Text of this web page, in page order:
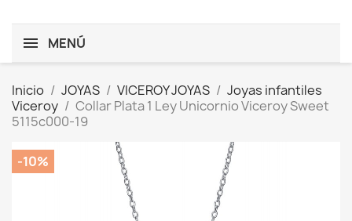
MENÚ
Inicio JOYAS VICEROY JOYAS
Joyas infantiles
Viceroy
Collar Plata 1 Ley Unicornio Viceroy Sweet
5115c000-19
-10%